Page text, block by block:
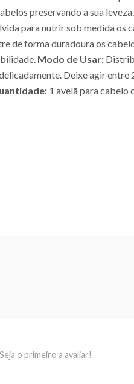
preservando a sua
para nutrir sob medida os
de forma duradoura os
Modo de Usar:
Deixe agir entre
1 avelã para cabelo
o primeiro a avaliar!